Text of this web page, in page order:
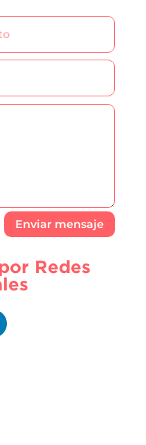
Enviar mensaje
Redes